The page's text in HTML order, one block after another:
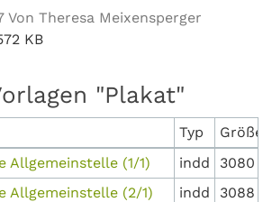
Von Theresa Meixensperger
KB
"Plakat"
Typ
Größe
Allgemeinstelle (1/1)
indd
3080
Allgemeinstelle (2/1)
indd
3088